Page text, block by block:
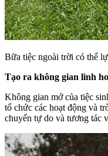
Bữa tiệc ngoài trời có thể
Tạo ra không gian linh
Không gian mở của tiệc
tổ chức các hoạt động và
chuyển tự do và tương tác